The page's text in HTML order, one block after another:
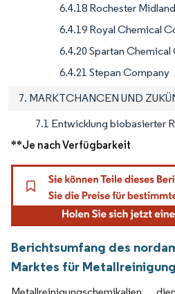
6.4.18 Rochester
6.4.19 Royal Chemical
6.4.20 Spartan Chemical
6.4.21 Stepan Company
7. MARKTCHANCEN UND
7.1 Entwicklung biobasierter
**Je nach Verfügbarkeit
Berichtsumfang des
Marktes für